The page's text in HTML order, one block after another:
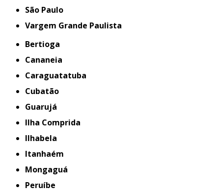
São Paulo
Vargem Grande Paulista
Bertioga
Cananeia
Caraguatatuba
Cubatão
Guarujá
Ilha Comprida
Ilhabela
Itanhaém
Mongaguá
Peruíbe